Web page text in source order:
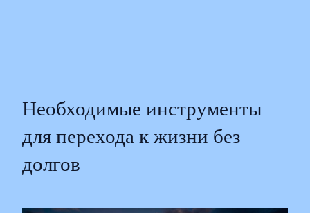
Необходимые инструменты
для перехода к жизни без
долгов